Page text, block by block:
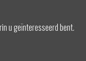
u geïnteresseerd bent.